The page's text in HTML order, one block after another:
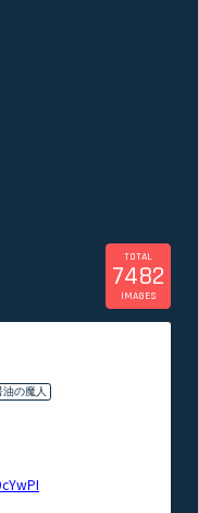
TOTAL
7482
IMAGES
油の魔人